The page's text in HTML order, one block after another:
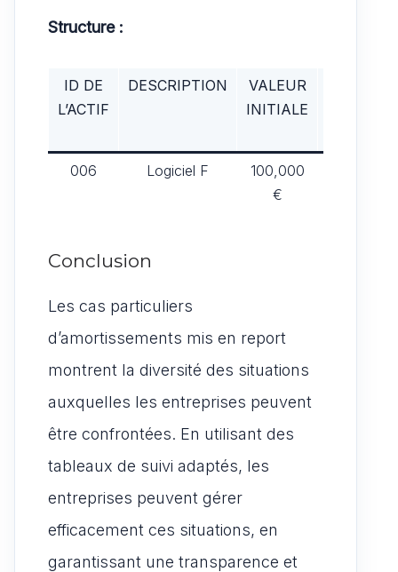
Structure :
ID DE
L’ACTIF
DESCRIPTION
VALEUR
INITIALE
006 Logiciel F
100,000
€
Conclusion
Les cas particuliers
d’amortissements mis en report
montrent la diversité des situations
auxquelles les entreprises peuvent
être confrontées. En utilisant des
tableaux de suivi adaptés, les
entreprises peuvent gérer
efficacement ces situations, en
garantissant une transparence et